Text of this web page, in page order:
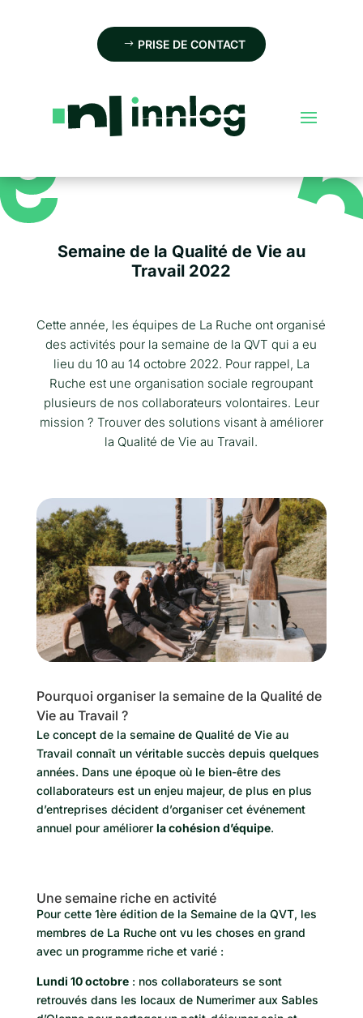
PRISE DE CONTACT
Semaine de la Qualité de Vie au
Travail 2022
Cette année, les équipes de La Ruche ont organisé
des activités pour la semaine de la QVT qui a eu
lieu du 10 au 14 octobre 2022. Pour rappel, La
Ruche est une organisation sociale regroupant
plusieurs de nos collaborateurs volontaires. Leur
mission ? Trouver des solutions visant à améliorer
la Qualité de Vie au Travail.
Pourquoi organiser la semaine de la Qualité de
Vie au Travail ?
Le concept de la semaine de Qualité de Vie au
Travail connaît un véritable succès depuis quelques
années. Dans une époque où le bien-être des
collaborateurs est un enjeu majeur, de plus en plus
d’entreprises décident d’organiser cet événement
annuel pour améliorer la cohésion d’équipe.
Une semaine riche en activité
Pour cette 1ère édition de la Semaine de la QVT, les
membres de La Ruche ont vu les choses en grand
avec un programme riche et varié :
Lundi 10 octobre: nos collaborateurs se sont
retrouvés dans les locaux de Numerimer aux Sables